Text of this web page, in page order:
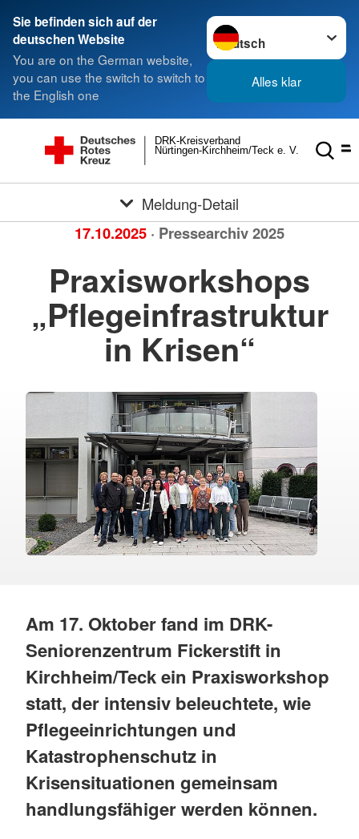
Sie befinden sich auf der
deutschen Website
You are on the German website,
you can use the switch to switch to
the English one
Sprache wechseln zu
Alles klar
Nürtingen-Kirchheim/Teck e. V.
DRK-Kreisverband
Meldung-Detail
17.10.2025 · Pressearchiv 2025
Praxisworkshops
„Pflegeinfrastruktur
in Krisen“
Am 17. Oktober fand im DRK-
Seniorenzentrum Fickerstift in
Kirchheim/Teck ein Praxisworkshop
statt, der intensiv beleuchtete, wie
Pflegeeinrichtungen und
Katastrophenschutz in
Krisensituationen gemeinsam
handlungsfähiger werden können.